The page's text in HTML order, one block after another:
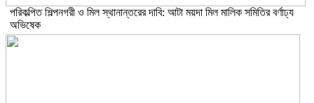
পরিকল্পিত শিল্পনগরী ও মিল স্থানান্তরের দাবি: আটা ময়দা মিল মালিক সমিতির বর্ণাঢ্য
অভিষেক